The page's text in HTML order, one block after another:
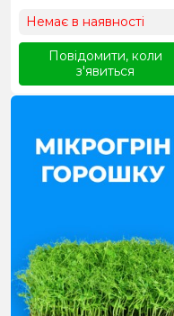
Немає в наявності
Повідомити, коли
з'явиться